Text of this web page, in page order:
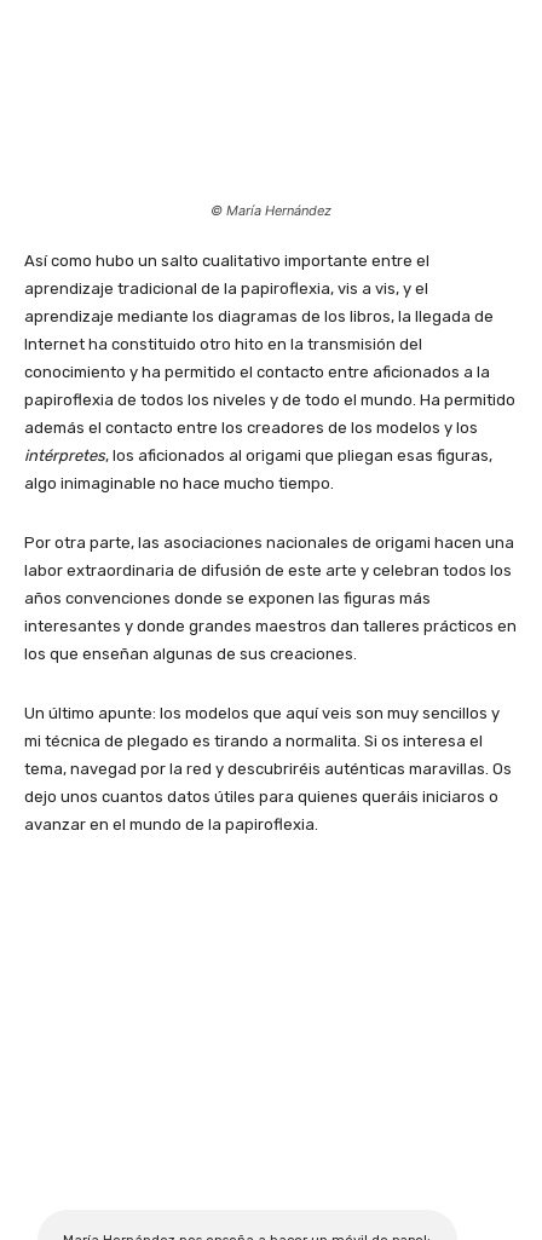
© María Hernández
Así como hubo un salto cualitativo importante entre el
aprendizaje tradicional de la papiroflexia, vis a vis, y el
aprendizaje mediante los diagramas de los libros, la llegada de
Internet ha constituido otro hito en la transmisión del
conocimiento y ha permitido el contacto entre aficionados a la
papiroflexia de todos los niveles y de todo el mundo. Ha permitido
además el contacto entre los creadores de los modelos y los
intérpretes, los aficionados al origami que pliegan esas figuras,
algo inimaginable no hace mucho tiempo.
Por otra parte, las asociaciones nacionales de origami hacen una
labor extraordinaria de difusión de este arte y celebran todos los
años convenciones donde se exponen las figuras más
interesantes y donde grandes maestros dan talleres prácticos en
los que enseñan algunas de sus creaciones.
Un último apunte: los modelos que aquí veis son muy sencillos y
mi técnica de plegado es tirando a normalita. Si os interesa el
tema, navegad por la red y descubriréis auténticas maravillas. Os
dejo unos cuantos datos útiles para quienes queráis iniciaros o
avanzar en el mundo de la papiroflexia.